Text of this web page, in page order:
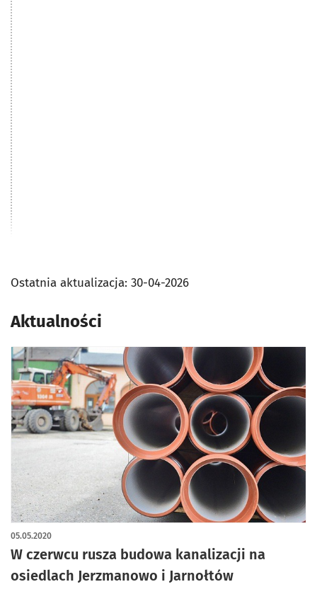
Ostatnia aktualizacja: 30-04-2026
Aktualności
W czerwcu rusza budowa kanalizacji na
osiedlach Jerzmanowo i Jarnołtów
05.05.2020